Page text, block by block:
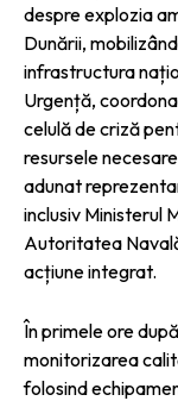
despre explozia
Dunării,
infrastructura
Urgență,
celulă de criză
resursele
adunat
inclusiv Ministerul
Autoritatea
acțiune integrat.
În primele ore
monitorizarea
folosind